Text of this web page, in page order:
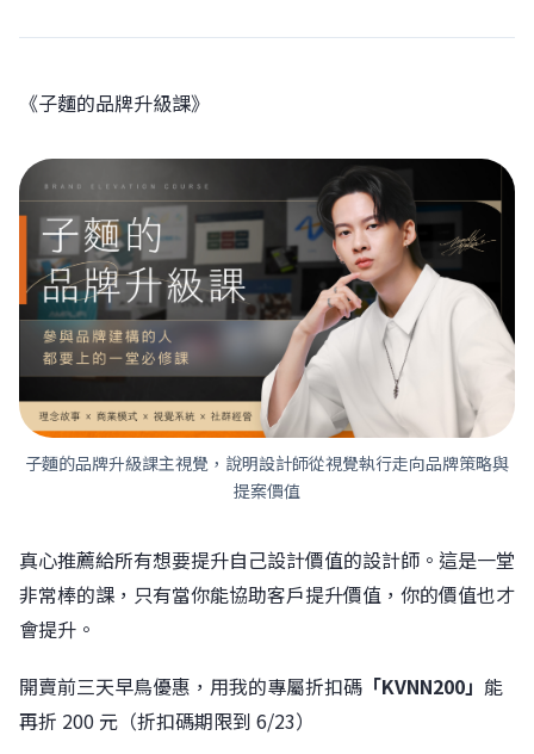
《子麵的品牌升級課》
子麵的品牌升級課主視覺，說明設計師從視覺執行走向品牌策略與
提案價值
真心推薦給所有想要提升自己設計價值的設計師。這是一堂
非常棒的課，只有當你能協助客戶提升價值，你的價值也才
會提升。
開賣前三天早鳥優惠，用我的專屬折扣碼 「KVNN200」 能
再折 200 元（折扣碼期限到 6/23）